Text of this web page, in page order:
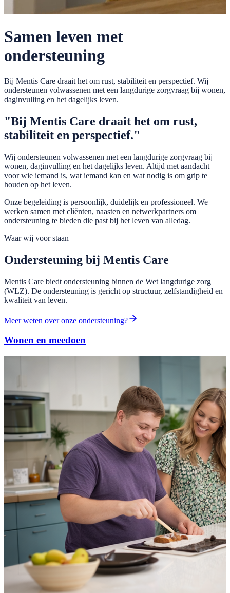
Samen leven met
ondersteuning
Bij Mentis Care draait het om rust, stabiliteit en perspectief. Wij
ondersteunen volwassenen met een langdurige zorgvraag bij wonen,
daginvulling en het dagelijks leven.
"Bij Mentis Care draait het om rust,
stabiliteit en perspectief."
Wij ondersteunen volwassenen met een langdurige zorgvraag bij
wonen, daginvulling en het dagelijks leven. Altijd met aandacht
voor wie iemand is, wat iemand kan en wat nodig is om grip te
houden op het leven.
Onze begeleiding is persoonlijk, duidelijk en professioneel. We
werken samen met cliënten, naasten en netwerkpartners om
ondersteuning te bieden die past bij het leven van alledag.
Waar wij voor staan
Ondersteuning bij Mentis Care
Mentis Care biedt ondersteuning binnen de Wet langdurige zorg
(WLZ). De ondersteuning is gericht op structuur, zelfstandigheid en
kwaliteit van leven.
Meer weten over onze ondersteuning?
Wonen en meedoen